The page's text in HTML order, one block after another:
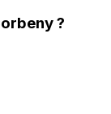
?